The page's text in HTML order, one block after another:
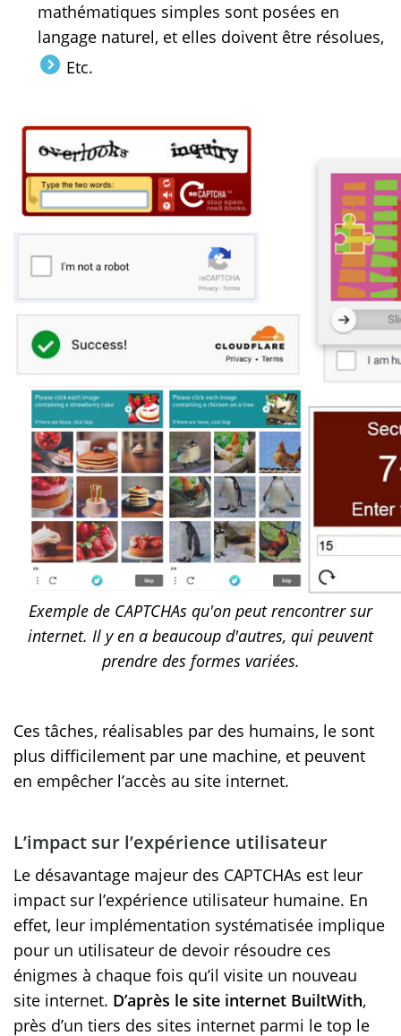
mathématiques simples sont posées en
langage naturel, et elles doivent être résolues,
Etc.
Exemple de CAPTCHAs qu'on peut rencontrer sur
internet. Il y en a beaucoup d'autres, qui peuvent
prendre des formes variées.
Ces tâches, réalisables par des humains, le sont
plus difficilement par une machine, et peuvent
en empêcher l’accès au site internet.
L’impact sur l’expérience utilisateur
Le désavantage majeur des CAPTCHAs est leur
impact sur l’expérience utilisateur humaine. En
effet, leur implémentation systématisée implique
pour un utilisateur de devoir résoudre ces
énigmes à chaque fois qu’il visite un nouveau
site internet. D’après le site internet BuiltWith,
près d’un tiers des sites internet parmi le top le